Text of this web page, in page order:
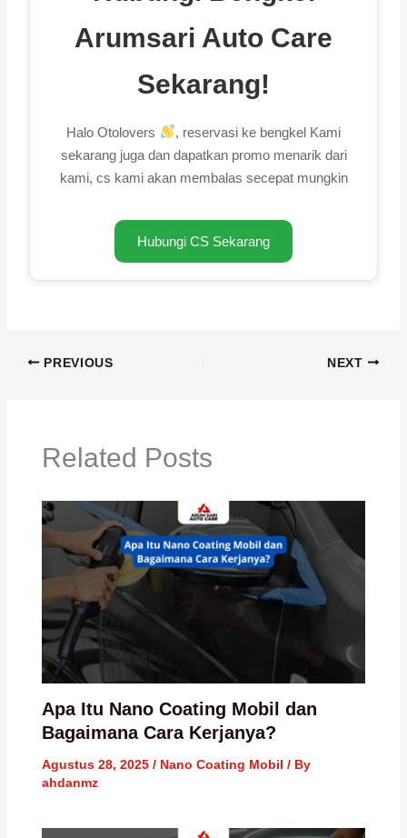
Arumsari Auto Care
Sekarang!
Halo Otolovers
, reservasi ke bengkel Kami
sekarang juga dan dapatkan promo menarik dari
kami, cs kami akan membalas secepat mungkin
Hubungi CS Sekarang
PREVIOUS NEXT
Related Posts
Apa Itu Nano Coating Mobil dan
Bagaimana Cara Kerjanya?
Agustus 28, 2025 / Nano Coating Mobil / By
ahdanmz